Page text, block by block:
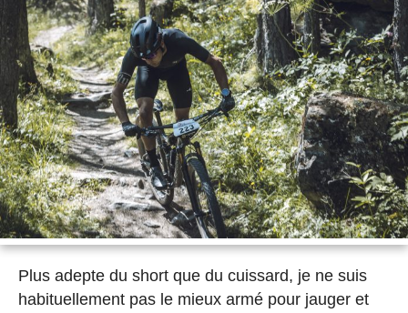
Plus adepte du short que du cuissard, je ne suis
habituellement pas le mieux armé pour jauger et